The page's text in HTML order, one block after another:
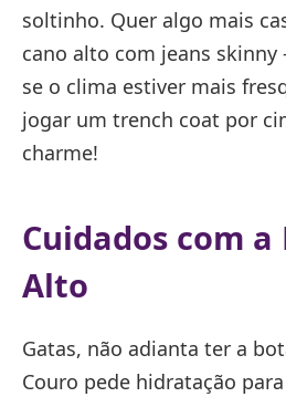
soltinho. Quer algo mais
cano alto com jeans skinny
se o clima estiver mais
jogar um trench coat por
charme!
Cuidados com a
Alto
Gatas, não adianta ter a
Couro pede hidratação